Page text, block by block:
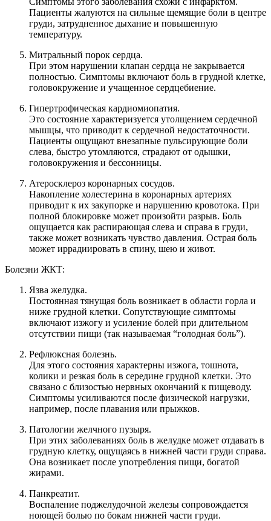
Пациенты жалуются на сильные щемящие боли в центре
груди, затрудненное дыхание и повышенную
температуру.
Митральный порок сердца.
При этом нарушении клапан сердца не закрывается
полностью. Симптомы включают боль в грудной клетке,
головокружение и учащенное сердцебиение.
Гипертрофическая кардиомиопатия.
Это состояние характеризуется утолщением сердечной
мышцы, что приводит к сердечной недостаточности.
Пациенты ощущают внезапные пульсирующие боли
слева, быстро утомляются, страдают от одышки,
головокружения и бессонницы.
Атеросклероз коронарных сосудов.
Накопление холестерина в коронарных артериях
приводит к их закупорке и нарушению кровотока. При
полной блокировке может произойти разрыв. Боль
ощущается как распирающая слева и справа в груди,
также может возникать чувство давления. Острая боль
может иррадиировать в спину, шею и живот.
Болезни ЖКТ:
Язва желудка.
Постоянная тянущая боль возникает в области горла и
ниже грудной клетки. Сопутствующие симптомы
включают изжогу и усиление болей при длительном
отсутствии пищи (так называемая “голодная боль”).
Рефлюксная болезнь.
Для этого состояния характерны изжога, тошнота,
колики и резкая боль в середине грудной клетки. Это
связано с близостью нервных окончаний к пищеводу.
Симптомы усиливаются после физической нагрузки,
например, после плавания или прыжков.
Патологии желчного пузыря.
При этих заболеваниях боль в желудке может отдавать в
грудную клетку, ощущаясь в нижней части груди справа.
Она возникает после употребления пищи, богатой
жирами.
Панкреатит.
Воспаление поджелудочной железы сопровождается
ноющей болью по бокам нижней части груди.